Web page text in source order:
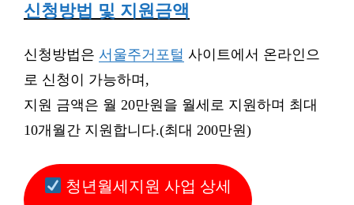
신청방법 및 지원금액
신청방법은 서울주거포털 사이트에서 온라인으
로 신청이 가능하며,
지원 금액은 월 20만원을 월세로 지원하며 최대
10개월간 지원합니다.(최대 200만원)
청년월세지원 사업 상세